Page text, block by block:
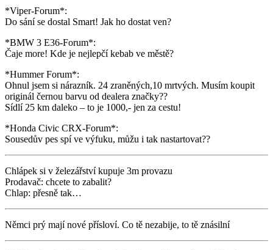
*Viper-Forum*:
Do sání se dostal Smart! Jak ho dostat ven?
*BMW 3 E36-Forum*:
Čaje more! Kde je nejlepčí kebab ve městě?
*Hummer Forum*:
Ohnul jsem si nárazník. 24 zraněných,10 mrtvých. Musím koupit
originál černou barvu od dealera značky??
Sídlí 25 km daleko – to je 1000,- jen za cestu!
*Honda Civic CRX-Forum*:
Sousedův pes spí ve výfuku, můžu i tak nastartovat??
Chlápek si v železářství kupuje 3m provazu
Prodavač: chcete to zabalit?
Chlap: přesně tak…
Němci prý mají nové přísloví. Co tě nezabije, to tě znásilní